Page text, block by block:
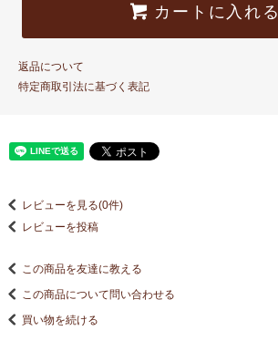
カートに入れる
返品について
特定商取引法に基づく表記
レビューを見る(0件)
レビューを投稿
この商品を友達に教える
この商品について問い合わせる
買い物を続ける